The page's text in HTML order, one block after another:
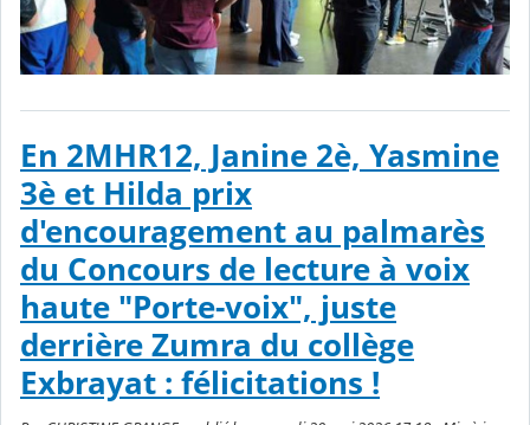
En 2MHR12, Janine 2è, Yasmine
3è et Hilda prix
d'encouragement au palmarès
du Concours de lecture à voix
haute "Porte-voix", juste
derrière Zumra du collège
Exbrayat : félicitations !